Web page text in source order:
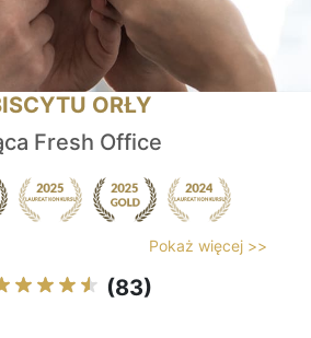
ORŁY
Fresh Office
Pokaż więcej >>
(83)